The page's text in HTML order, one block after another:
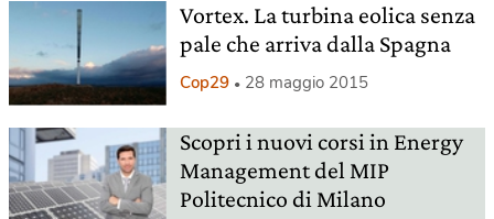
Vortex. La turbina eolica senza
pale che arriva dalla Spagna
Cop29 28 maggio 2015
Scopri i nuovi corsi in Energy
Management del MIP
Politecnico di Milano